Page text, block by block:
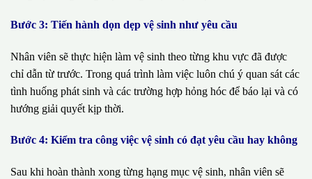
Bước 3: Tiến hành dọn dẹp vệ sinh như yêu cầu
Nhân viên sẽ thực hiện làm vệ sinh theo từng khu vực đã được
chỉ dẫn từ trước. Trong quá trình làm việc luôn chú ý quan sát các
tình huống phát sinh và các trường hợp hỏng hóc để báo lại và có
hướng giải quyết kịp thời.
Bước 4: Kiểm tra công việc vệ sinh có đạt yêu cầu hay không
Sau khi hoàn thành xong từng hạng mục vệ sinh, nhân viên sẽ